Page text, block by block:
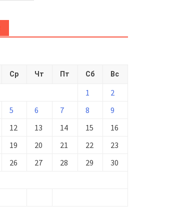
Ср Чт Пт Сб Вс
1
2
5 6 7 8
9
12 13 14 15
16
19 20 21 22
23
26 27 28 29
30